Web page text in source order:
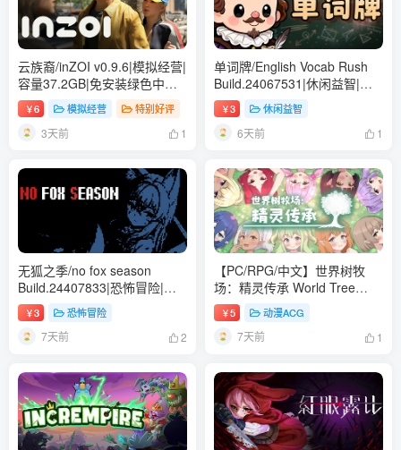
云族裔/inZOI v0.9.6|模拟经营|
容量37.2GB|免安装绿色中文
版
￥6 模拟经营 特别好评
3天前 1
单词牌/English Vocab Rush
Build.24067531|休闲益智|容
量887MB|免安装绿色中文版
￥3 休闲益智
6天前 1
无狐之季/no fox season
Build.24407833|恐怖冒险|容
量777MB|免安装绿色中文版
￥3 恐怖冒险
7天前 2
【PC/RPG/中文】世界树牧
场：精灵传承 World Tree
Ranch: Elven Legacy STEAM
官方中文版【1.3GB】
￥5 动漫ACG
7天前 1